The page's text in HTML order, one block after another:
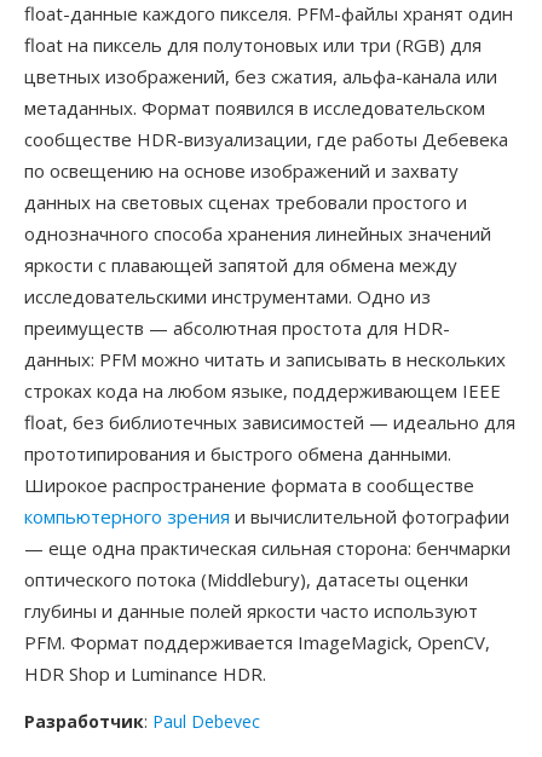
float-данные каждого пикселя. PFM-файлы хранят один
float на пиксель для полутоновых или три (RGB) для
цветных изображений, без сжатия, альфа-канала или
метаданных. Формат появился в исследовательском
сообществе HDR-визуализации, где работы Дебевека
по освещению на основе изображений и захвату
данных на световых сценах требовали простого и
однозначного способа хранения линейных значений
яркости с плавающей запятой для обмена между
исследовательскими инструментами. Одно из
преимуществ — абсолютная простота для HDR-
данных: PFM можно читать и записывать в нескольких
строках кода на любом языке, поддерживающем IEEE
float, без библиотечных зависимостей — идеально для
прототипирования и быстрого обмена данными.
Широкое распространение формата в сообществе
компьютерного зрения и вычислительной фотографии
— еще одна практическая сильная сторона: бенчмарки
оптического потока (Middlebury), датасеты оценки
глубины и данные полей яркости часто используют
PFM. Формат поддерживается ImageMagick, OpenCV,
HDR Shop и Luminance HDR.
Разработчик: Paul Debevec